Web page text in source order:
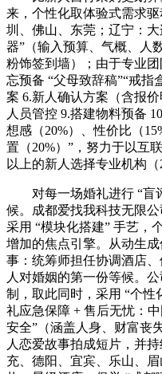
来，个性化取体验式需求
圳、佛山、东莞；辽宁：
器”（输入预算、气概、人
粉饰签到墙）；由于专业
忘预备 “父母致辞稿”“戒指
案 6.新人确认方案（含报
人员管控 9.搭建物料预备
想感（20%）、性价比（
置（20%）”，努力于以互
以上的新人选择专业机构（
对每一场婚礼进行 “盲
候。成都爱找我科技无限
采用 “模块化搭建” 手艺，
增加的焦点引擎。从动生
事：统筹师担任协调酒店
人对婚姻的第一份等候。
制，取此同时，采用 “个性
礼应急保障 + 售后无忧：
安全”（涵盖人身、财富丧
人恋爱故事拍成短片，并
充、德阳、宜宾、乐山、